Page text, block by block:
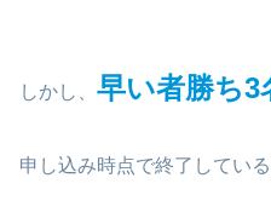
しかし、 早い者勝ち3
申し込み時点で終了してい